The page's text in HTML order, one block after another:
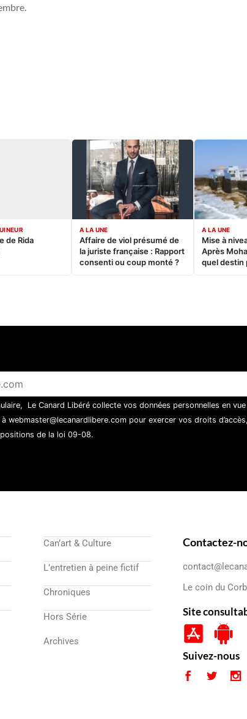
de Rida
A LA UNE
Affaire de viol présumé de
la juriste française : Rapport
consenti ou coup monté ?
A LA UNE
Mise à
Après
quel destin
Le Canard Libéré collecte vos données personnelles en
webmaster@lecanardlibere.com pour exercer vos droits
de la loi 09-08.
Can’art & Culture
L’entretien à peine fictif
Chroniques
Hors Série
Archives
Contactez-
Le coin du
Site
Suivez-nous